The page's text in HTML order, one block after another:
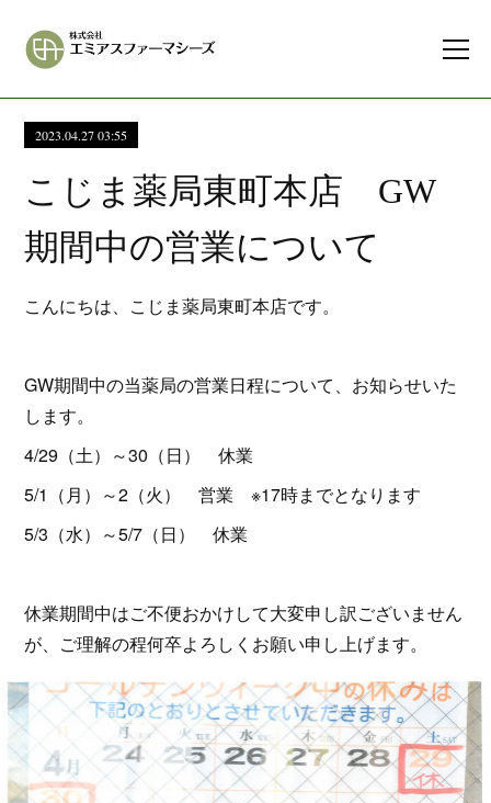
2023.04.27 03:55
こじま薬局東町本店 GW
期間中の営業について
こんにちは、こじま薬局東町本店です。
GW期間中の当薬局の営業日程について、お知らせいた
します。
4/29（土）～30（日） 休業
5/1（月）～2（火） 営業 ※17時までとなります
5/3（水）～5/7（日） 休業
休業期間中はご不便おかけして大変申し訳ございません
が、ご理解の程何卒よろしくお願い申し上げます。